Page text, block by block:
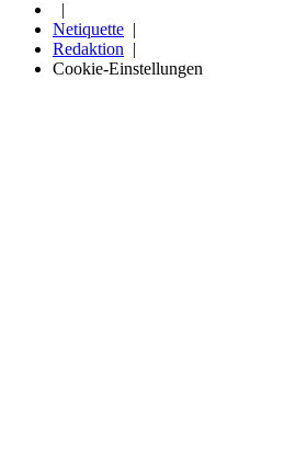
Netiquette
Redaktion
Cookie-Einstellungen